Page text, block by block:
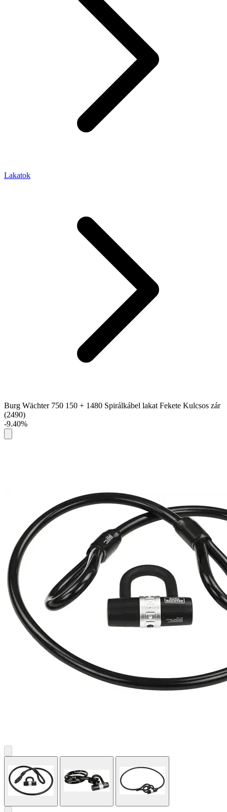
Lakatok
Burg Wächter 750 150 + 1480 Spirálkábel lakat Fekete Kulcsos zár
(2490)
-9.40%